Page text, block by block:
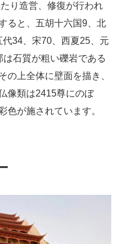
り造営、修復が行われ
ると、五胡十六国9、北
34、宋70、西夏25、元
石質が粗い礫岩である
の上全体に壁面を描き、
像類は2415尊にのぼ
色が施されています。